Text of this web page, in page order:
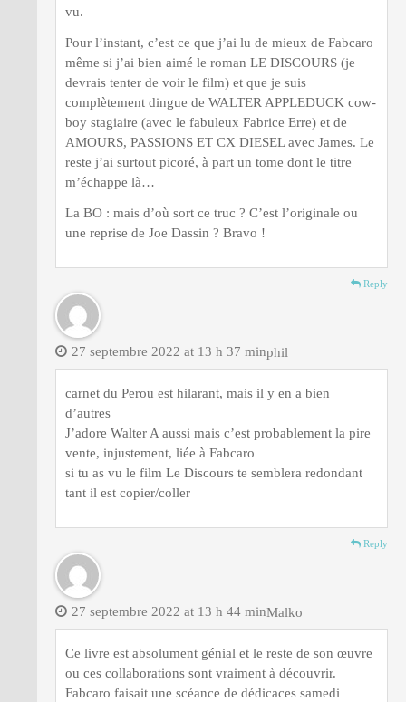
vu.
Pour l’instant, c’est ce que j’ai lu de mieux de Fabcaro
même si j’ai bien aimé le roman LE DISCOURS (je
devrais tenter de voir le film) et que je suis
complètement dingue de WALTER APPLEDUCK cow-
boy stagiaire (avec le fabuleux Fabrice Erre) et de
AMOURS, PASSIONS ET CX DIESEL avec James. Le
reste j’ai surtout picoré, à part un tome dont le titre
m’échappe là…
La BO : mais d’où sort ce truc ? C’est l’originale ou
une reprise de Joe Dassin ? Bravo !
Reply
phil
27 septembre 2022 at 13 h 37 min
carnet du Perou est hilarant, mais il y en a bien
d’autres
J’adore Walter A aussi mais c’est probablement la pire
vente, injustement, liée à Fabcaro
si tu as vu le film Le Discours te semblera redondant
tant il est copier/coller
Reply
Malko
27 septembre 2022 at 13 h 44 min
Ce livre est absolument génial et le reste de son œuvre
ou ces collaborations sont vraiment à découvrir.
Fabcaro faisait une scéance de dédicaces samedi